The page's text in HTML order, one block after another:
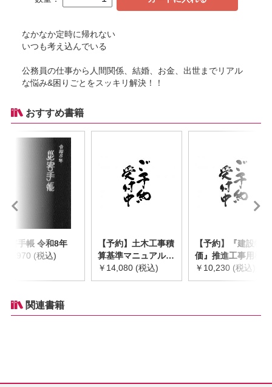
なかなか定時に帰れない
いつも考え込んでいる
公務員の仕事から人間関係、結婚、お金、出世までリアル
な悩み&困りごとをスッキリ解決！！
おすすめ書籍
災害手帳 令和8年
￥2,970 (税込)
【予約】土木工事積
算基準マニュアル
令和8年度版
※2026年8月下旬発
￥14,080 (税込)
【予約】『建設物
価』推進工事用機械
器具等基礎価格表
2026年度版
￥10,230 (税込)
関連書籍